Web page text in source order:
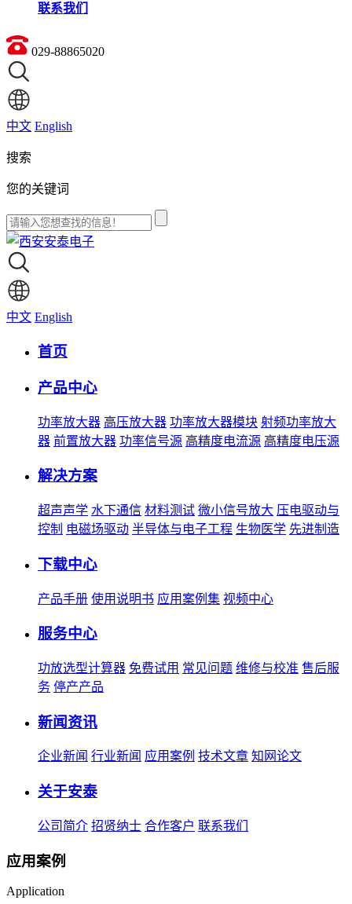
联系我们
029-88865020
中文 English
搜索
您的关键词
中文 English
首页
产品中心
功率放大器 高压放大器 功率放大器模块 射频功率放大
器 前置放大器 功率信号源 高精度电流源 高精度电压源
解决方案
超声声学 水下通信 材料测试 微小信号放大 压电驱动与
控制 电磁场驱动 半导体与电子工程 生物医学 先进制造
下载中心
产品手册 使用说明书 应用案例集 视频中心
服务中心
功放选型计算器 免费试用 常见问题 维修与校准 售后服
务 停产产品
新闻资讯
企业新闻 行业新闻 应用案例 技术文章 知网论文
关于安泰
公司简介 招贤纳士 合作客户 联系我们
应用案例
Application